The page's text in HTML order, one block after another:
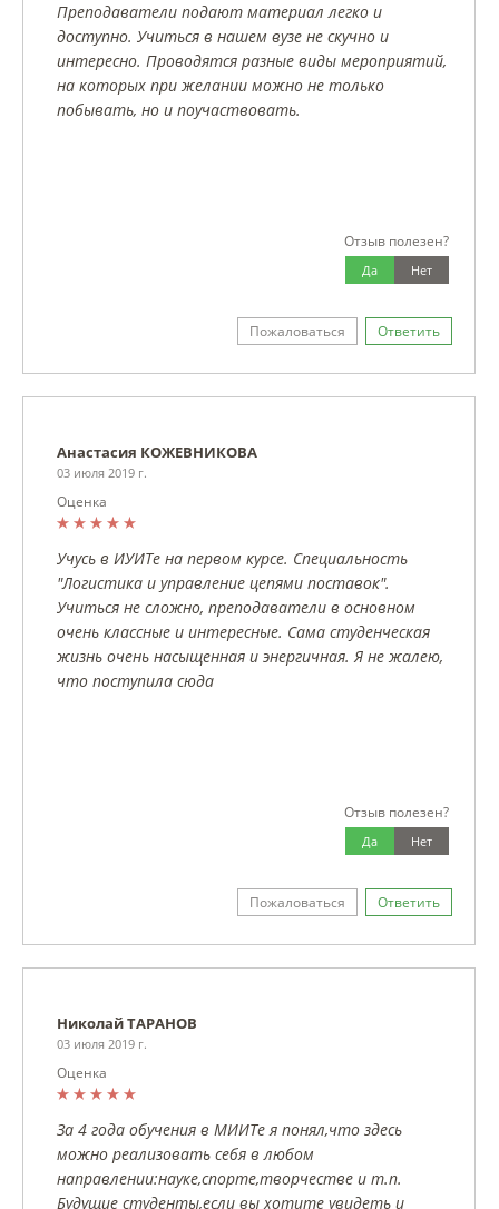
Преподаватели подают материал легко и
доступно. Учиться в нашем вузе не скучно и
интересно. Проводятся разные виды мероприятий,
на которых при желании можно не только
побывать, но и поучаствовать.
Отзыв полезен?
Нет
Да
Пожаловаться Ответить
Анастасия КОЖЕВНИКОВА
03 июля 2019 г.
Оценка
Учусь в ИУИТе на первом курсе. Специальность
"Логистика и управление цепями поставок".
Учиться не сложно, преподаватели в основном
очень классные и интересные. Сама студенческая
жизнь очень насыщенная и энергичная. Я не жалею,
что поступила сюда
Отзыв полезен?
Нет
Да
Пожаловаться Ответить
Николай ТАРАНОВ
03 июля 2019 г.
Оценка
За 4 года обучения в МИИТе я понял,что здесь
можно реализовать себя в любом
направлении:науке,спорте,творчестве и т.п.
Будущие студенты,если вы хотите увидеть и